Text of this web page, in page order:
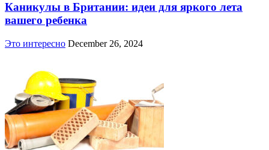
Каникулы в Британии: идеи для яркого лета
вашего ребенка
Это интересно December 26, 2024